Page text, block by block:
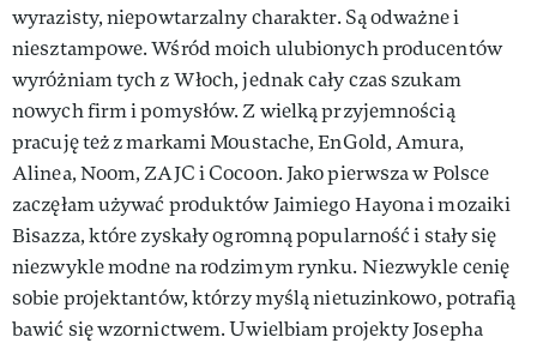
wyrazisty, niepowtarzalny charakter. Są odważne i
niesztampowe. Wśród moich ulubionych producentów
wyróżniam tych z Włoch, jednak cały czas szukam
nowych firm i pomysłów. Z wielką przyjemnością
pracuję też z markami Moustache, EnGold, Amura,
Alinea, Noom, ZAJC i Cocoon. Jako pierwsza w Polsce
zaczęłam używać produktów Jaimiego Hayona i mozaiki
Bisazza, które zyskały ogromną popularność i stały się
niezwykle modne na rodzimym rynku. Niezwykle cenię
sobie projektantów, którzy myślą nietuzinkowo, potrafią
bawić się wzornictwem. Uwielbiam projekty Josepha